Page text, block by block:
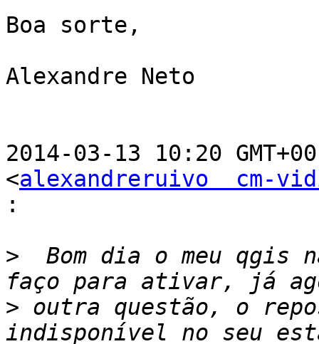
Boa sorte,
Alexandre Neto
2014-03-13 10:20
<alexandreruivo  cm-
:
>
Bom dia o meu qgis
> outra questão, o